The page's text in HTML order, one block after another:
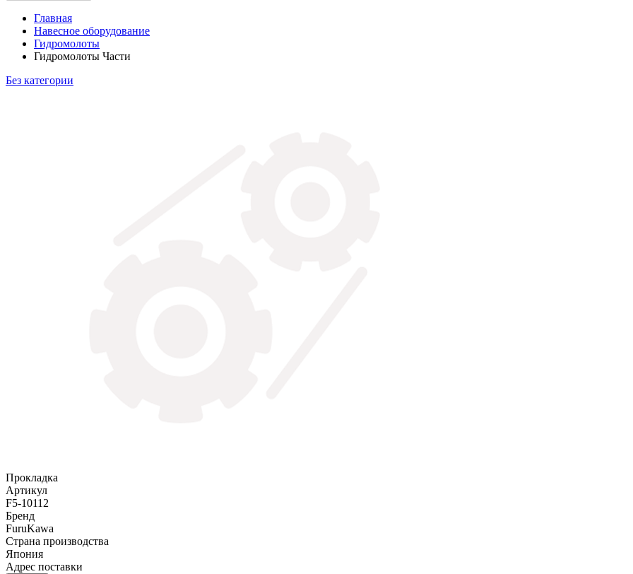
Главная
Навесное оборудование
Гидромолоты
Гидромолоты Части
Без категории
Прокладка
Артикул
F5-10112
Бренд
FuruKawa
Страна производства
Япония
Адрес поставки